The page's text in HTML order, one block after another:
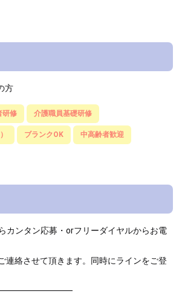
方
研修 介護職員基礎研修
ブランクOK 中高齢者歓迎
ンタン応募・orフリーダイヤルからお電
連絡させて頂きます。同時にラインをご登